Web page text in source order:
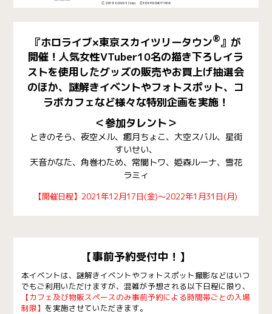
『ホロライブ×東京スカイツリータウン®』が
開催！人気女性VTuber10名の描き下ろしイラ
ストを使用したグッズの販売やお買上げ抽選会
のほか、謎解きイベントやフォトスポット、コ
ラボカフェなど様々な特別企画を実施！
＜参加タレント＞
ときのそら、夜空メル、癒月ちょこ、大空スバル、星街
すいせい、
天音かなた、角巻わため、常闇トワ、姫森ルーナ、雪花
ラミィ
【開催日程】2021年12月17日(金)～2022年1月31日(月)
【事前予約受付中！】
本イベントは、謎解きイベントやフォトスポット撮影などはいつ
でもご利用いただけますが、混雑が予想される以下日程に限り、
【カフェ及び物販スペースのみ事前予約による時間帯ごとの入場
制限】 を実施させていただきます。